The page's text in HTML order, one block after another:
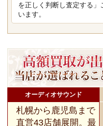
を正しく判断し査定する
います。
オーディオサウンド
札幌から鹿児島まで
直営43店舗展開。最